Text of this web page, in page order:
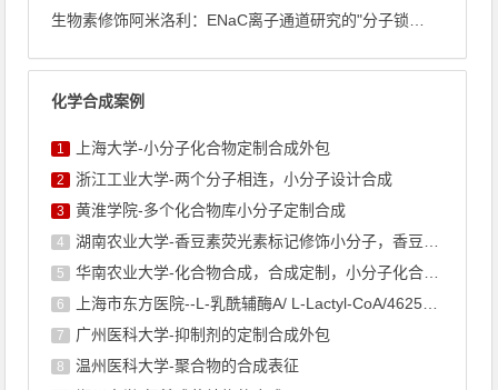
化学合成案例
1 上海大学-小分子化合物定制合成外包
2 浙江工业大学-两个分子相连，小分子设计合成
3 黄淮学院-多个化合物库小分子定制合成
4 湖南农业大学-香豆素荧光素标记修饰小分子，香豆素衍生物的合成
5 华南农业大学-化合物合成，合成定制，小分子化合物的订购
6 上海市东方医院--L-乳酰辅酶A/ L-Lactyl-CoA/4625-32-5/1926 ...
7 广州医科大学-抑制剂的定制合成外包
8 温州医科大学-聚合物的合成表征